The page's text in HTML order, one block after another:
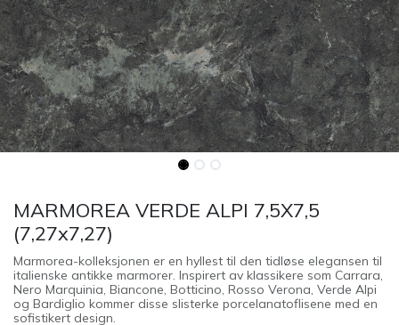
MARMOREA VERDE ALPI 7,5X7,5
(7,27x7,27)
Marmorea-kolleksjonen er en hyllest til den tidløse elegansen til
italienske antikke marmorer. Inspirert av klassikere som Carrara,
Nero Marquinia, Biancone, Botticino, Rosso Verona, Verde Alpi
og Bardiglio kommer disse slisterke porcelanatoflisene med en
sofistikert design.